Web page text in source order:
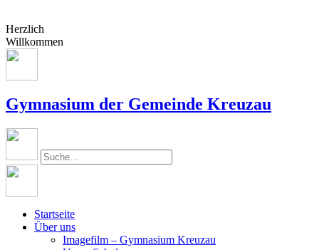
Herzlich
Willkommen
Gymnasium der Gemeinde Kreuzau
Startseite
Über uns
Imagefilm – Gymnasium Kreuzau